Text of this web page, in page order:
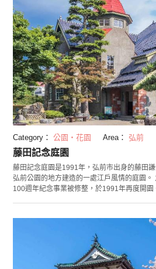
Category： 公園・花園 Area： 弘前
藤田記念庭園
藤田記念庭園是1991年，弘前市出身的藤田
弘前公園的地方建造的一處江戶風情的庭園
100週年紀念事業被修整，於1991年再度開園
還有展示了小川破笠所作的板窗畫、菜菜子
低窪地部則是以水池為中心的回遊式庭園，
杜鵑花、瀑布、八橋等景色。